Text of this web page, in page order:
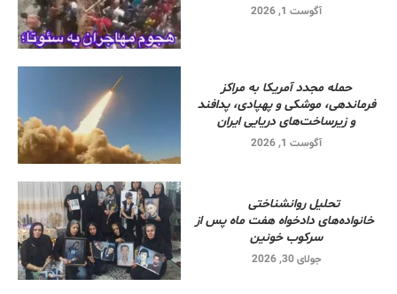
آگوست 1, 2026
حمله مجدد آمریکا به مراکز
فرماندهی، موشکی و پهپادی، پدافند
و زیرساخت‌های دریایی ایران
آگوست 1, 2026
تحلیل روانشناختی
خانواده‌های دادخواه هفت ماه پس از
سرکوب خونین
جولای 30, 2026